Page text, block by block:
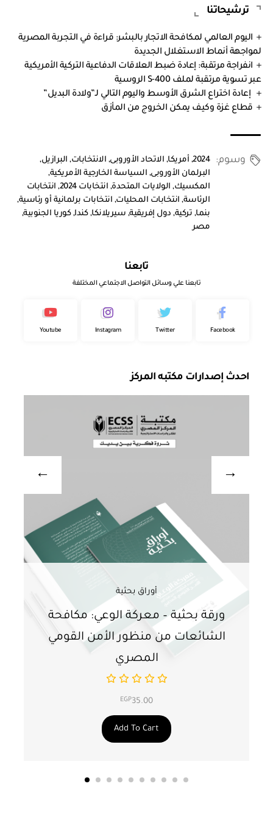
ترشيحاتنا
اليوم العالمي لمكافحة الاتجار بالبشر: قراءة في التجربة المصرية
لمواجهة أنماط الاستغلال الجديدة
انفراجة مرتقبة: إعادة ضبط العلاقات الدفاعية التركية الأمريكية
عبر تسوية مرتقبة لملف S-400 الروسية
إعادة اختراع الشرق الأوسط واليوم التالي لـ”ولادة البديل”
قطاع غزة وكيف يمكن الخروج من المأزق
وسوم: 2024
,أمريكا,الاتحاد الأوروبى, الانتخابات,البرازيل,
البرلمان الأوروبى, السياسة الخارجية الأمريكية,
المكسيك,الولايات المتحدة,انتخابات 2024 ,انتخابات
الرئاسة,انتخابات المحليات,انتخابات برلمانية أو رئاسية,
بنما,تركية,دول إفريقية,سيريلانكا,كندا,كوريا الجنوبية,
مصر
تابعنا
تابعنا علي وسائل التواصل الاجتماعي المختلفة
Facebook
Twitter
Instagram
Youtube
احدث إصدارات مكتبه المركز
أوراق بحثية
ورقة بحثية – معركة الوعي: مكافحة
الشائعات من منظور الأمن القومي
المصري
EGP35.00
Add To Cart